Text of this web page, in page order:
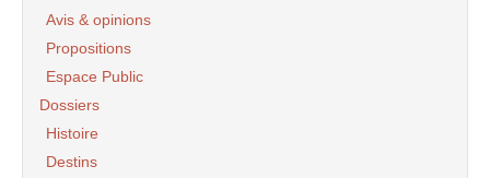
Avis & opinions
Propositions
Espace Public
Dossiers
Histoire
Destins